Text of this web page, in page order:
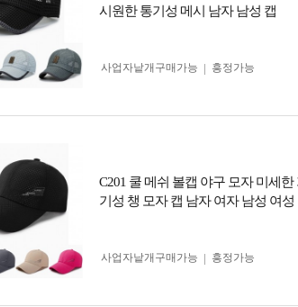
시원한 통기성 메시 남자 남성 캡
사업자 낱개구매가능
흥정가능
C201 쿨 메쉬 볼캡 야구 모자 미세
기성 챙 모자 캡 남자 여자 남성 여성
사업자 낱개구매가능
흥정가능